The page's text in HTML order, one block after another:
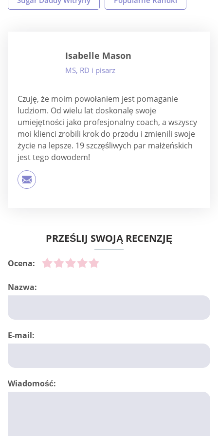
Isabelle Mason
MS, RD i pisarz
Czuję, że moim powołaniem jest pomaganie
ludziom. Od wielu lat doskonalę swoje
umiejętności jako profesjonalny coach, a wszyscy
moi klienci zrobili krok do przodu i zmienili swoje
życie na lepsze. 19 szczęśliwych par małżeńskich
jest tego dowodem!
PRZEŚLIJ SWOJĄ RECENZJĘ
Ocena:
Nazwa:
E-mail:
Wiadomość: